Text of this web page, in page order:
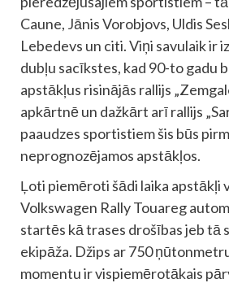
Caune, Jānis Vorobjovs, Uldis
Lebedevs un citi. Viņi savulaik ir
dubļu sacīkstes, kad 90-to gadu
apstākļus risinājās rallijs
apkārtnē un dažkārt arī rallijs
paaudzes sportistiem šis būs
neprognozējamos apstākļos.
Ļoti piemēroti šādi laika apstākļi
Volkswagen Rally Touareg
startēs kā trases drošības jeb tā
ekipāža. Džips ar 750
momentu ir vispiemērotākais